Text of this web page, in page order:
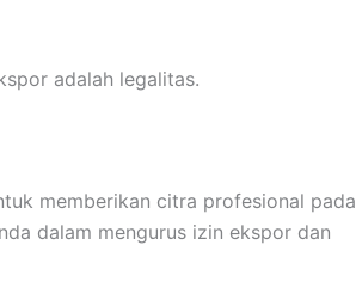
adalah legalitas.
memberikan citra profesional pada
dalam mengurus izin ekspor dan